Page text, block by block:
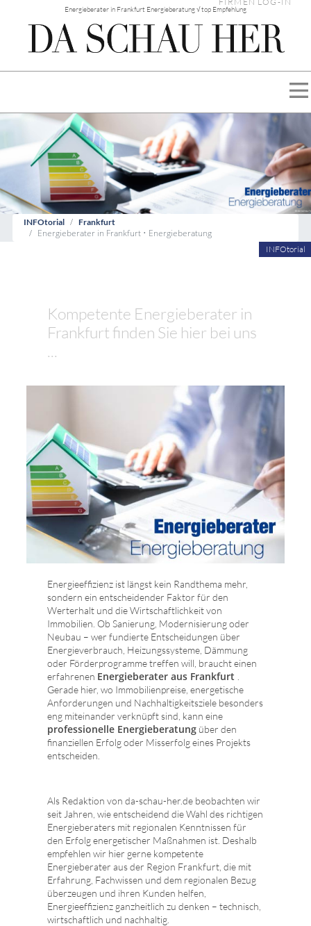
Energieberater in Frankfurt Energieberatung √ top Empfehlung
INFOtorial Frankfurt
Energieberater in Frankfurt • Energieberatung
INFOtorial
Kompetente Energieberater in
Frankfurt finden Sie hier bei uns
...
Energieeffizienz ist längst kein Randthema mehr,
sondern ein entscheidender Faktor für den
Werterhalt und die Wirtschaftlichkeit von
Immobilien. Ob Sanierung, Modernisierung oder
Neubau – wer fundierte Entscheidungen über
Energieverbrauch, Heizungssysteme, Dämmung
oder Förderprogramme treffen will, braucht einen
erfahrenen Energieberater aus Frankfurt
Gerade hier, wo Immobilienpreise, energetische
Anforderungen und Nachhaltigkeitsziele besonders
eng miteinander verknüpft sind, kann eine
professionelle Energieberatung über den
finanziellen Erfolg oder Misserfolg eines Projekts
entscheiden.
Als Redaktion von da-schau-her.de beobachten wir
seit Jahren, wie entscheidend die Wahl des richtigen
Energieberaters mit regionalen Kenntnissen für
den Erfolg energetischer Maßnahmen ist. Deshalb
empfehlen wir hier gerne kompetente
Energieberater aus der Region Frankfurt, die mit
Erfahrung, Fachwissen und dem regionalen Bezug
überzeugen und ihren Kunden helfen,
Energieeffizienz ganzheitlich zu denken – technisch,
wirtschaftlich und nachhaltig.